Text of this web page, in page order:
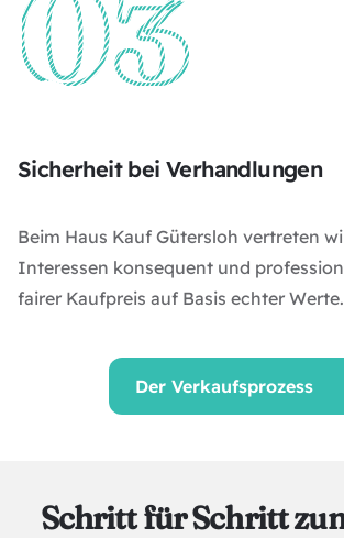
Sicherheit bei Verhandlungen
Beim Haus Kauf Gütersloh vertreten
Interessen konsequent und
fairer Kaufpreis auf Basis echter Werte.
Der Verkaufsprozess
Schritt für Schritt